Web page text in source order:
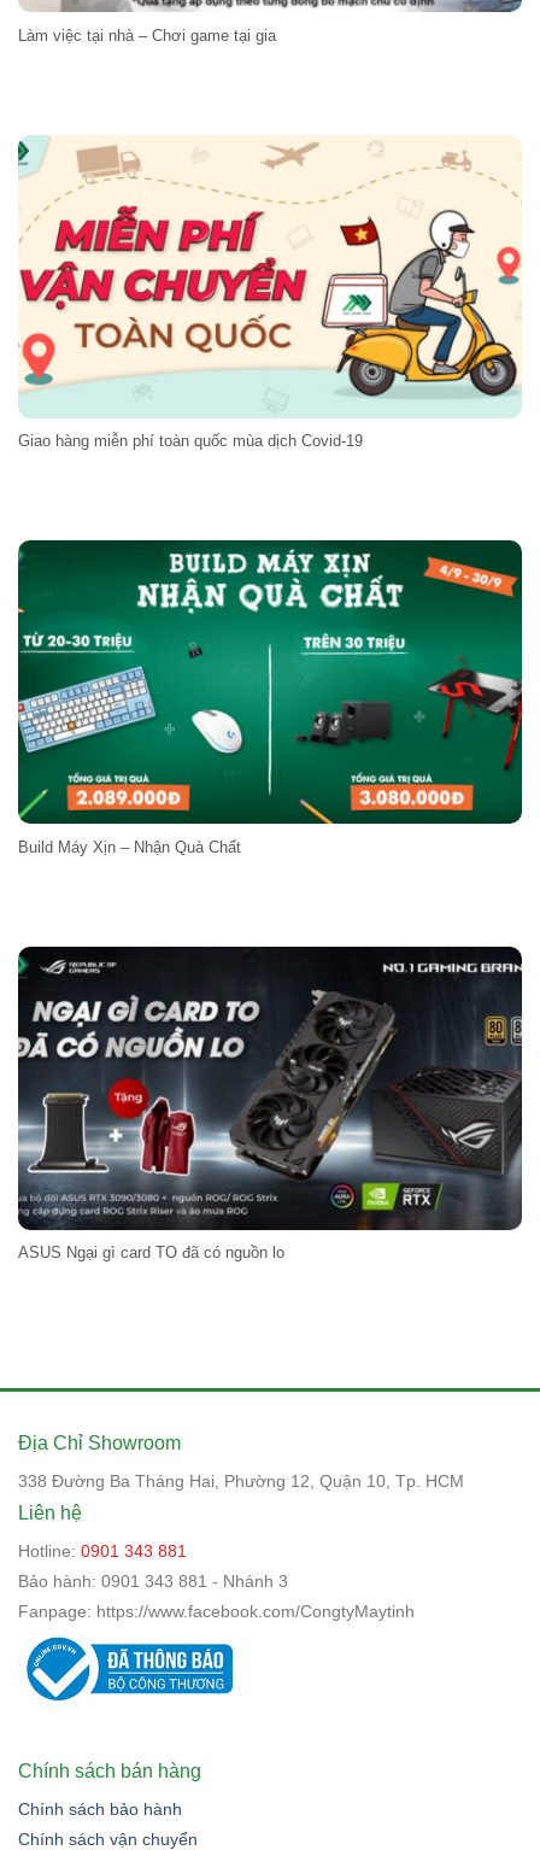
Làm việc tại nhà – Chơi game tại gia
Giao hàng miễn phí toàn quốc mùa dịch Covid-19
Build Máy Xịn – Nhận Quà Chất
ASUS Ngại gì card TO đã có nguồn lo
Địa Chỉ Showroom
338 Đường Ba Tháng Hai, Phường 12, Quận 10, Tp. HCM
Liên hệ
Hotline: 0901 343 881
Bảo hành: 0901 343 881 - Nhánh 3
Fanpage: https://www.facebook.com/CongtyMaytinh
Chính sách bán hàng
Chính sách bảo hành
Chính sách vận chuyển